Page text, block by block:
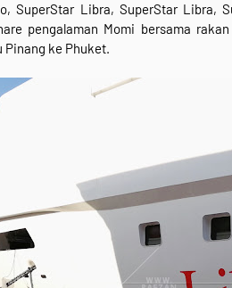
SuperStar Libra, SuperStar Libra,
pengalaman Momi bersama
Pinang ke Phuket.